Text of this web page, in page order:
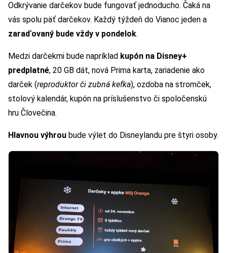
Odkrývanie darčekov bude fungovať jednoducho. Čaká na
vás spolu päť darčekov. Každý týždeň do Vianoc jeden a
zaraďovaný bude vždy v pondelok.
Medzi darčekmi bude napríklad kupón na Disney+
predplatné, 20 GB dát, nová Prima karta, zariadenie ako
darček (reproduktor či zubná kefka), ozdoba na stromček,
stolový kalendár, kupón na príslušenstvo či spoločenskú
hru Človečina.
Hlavnou výhrou bude výlet do Disneylandu pre štyri osoby.